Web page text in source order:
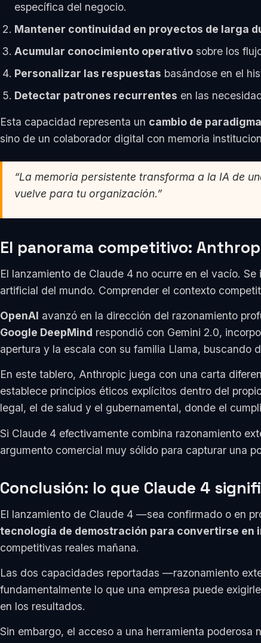
específica del negocio.
Mantener continuidad en proyectos de larga
Acumular conocimiento operativo sobre los
Personalizar las respuestas basándose en el
Detectar patrones recurrentes en las
Esta capacidad representa un cambio de
sino de un colaborador digital con memoria
“La memoria persistente transforma a la IA de
vuelve para tu organización.”
El panorama competitivo:
El lanzamiento de Claude 4 no ocurre en el vacío. Se
artificial del mundo. Comprender el contexto
OpenAI avanzó en la dirección del razonamiento
Google DeepMind respondió con Gemini 2.0,
apertura y la escala con su familia Llama, buscando
En este tablero, Anthropic juega con una carta
establece principios éticos explícitos dentro del
legal, el de salud y el gubernamental, donde el
Si Claude 4 efectivamente combina razonamiento
argumento comercial muy sólido para capturar una
Conclusión: lo que Claude 4
El lanzamiento de Claude 4 —sea confirmado o en
tecnología de demostración para convertirse
competitivas reales mañana.
Las dos capacidades reportadas —razonamiento
fundamentalmente lo que una empresa puede
en los resultados.
Sin embargo, el acceso a una herramienta poderosa